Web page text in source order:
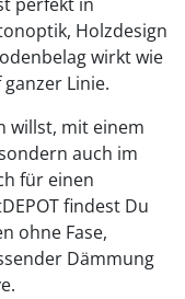
Holzdesign
wirkt wie
Linie.
willst, mit einem
auch im
für einen
findest Du
ohne Fase,
Dämmung